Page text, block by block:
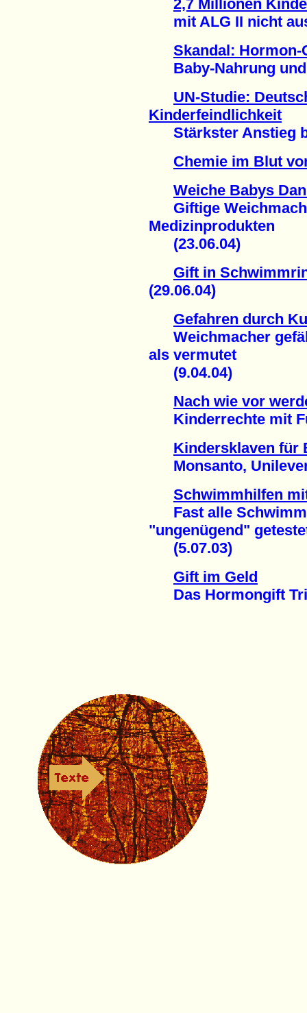
2,7 Millionen
mit ALG II nicht
Skandal: Hormon-
Baby-Nahrung und
UN-Studie:
Kinderfeindlichkeit
Stärkster Anstieg
Chemie im Blut
Weiche Babys
Giftige
Medizinprodukten
(23.06.04)
Gift in
(29.06.04)
Gefahren durch
Weichmacher
als vermutet
(9.04.04)
Nach wie vor
Kinderrechte mit
Kindersklaven für
Monsanto, Unilever
Schwimmhilfen
Fast alle
"ungenügend"
(5.07.03)
Gift im Geld
Das Hormongift